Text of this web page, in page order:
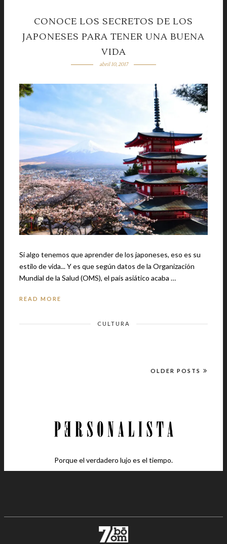
CONOCE LOS SECRETOS DE LOS
JAPONESES PARA TENER UNA BUENA
VIDA
abril 10, 2017
Si algo tenemos que aprender de los japoneses, eso es su
estilo de vida... Y es que según datos de la Organización
Mundial de la Salud (OMS), el país asiático acaba …
READ MORE
CULTURA
OLDER POSTS
Porque el verdadero lujo es el tiempo.